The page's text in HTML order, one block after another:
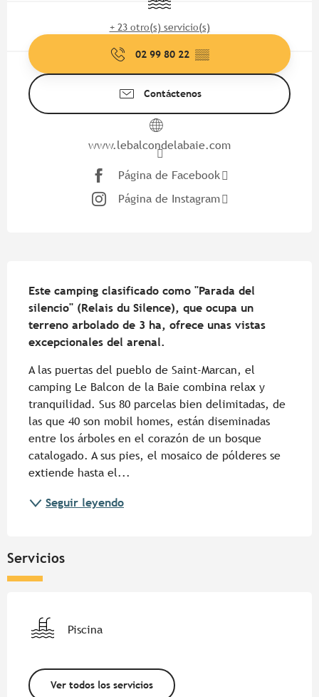
+ 23 otro(s) servicio(s)
02 99 80 22 ▒▒
Contáctenos
www.lebalcondelabaie.com
Página de Facebook
Página de Instagram
Este camping clasificado como "Parada del
silencio" (Relais du Silence), que ocupa un
terreno arbolado de 3 ha, ofrece unas vistas
excepcionales del arenal.
A las puertas del pueblo de Saint-Marcan, el
camping Le Balcon de la Baie combina relax y
tranquilidad. Sus 80 parcelas bien delimitadas, de
las que 40 son mobil homes, están diseminadas
entre los árboles en el corazón de un bosque
catalogado. A sus pies, el mosaico de pólderes se
extiende hasta el...
Seguir leyendo
Servicios
Piscina
Ver todos los servicios